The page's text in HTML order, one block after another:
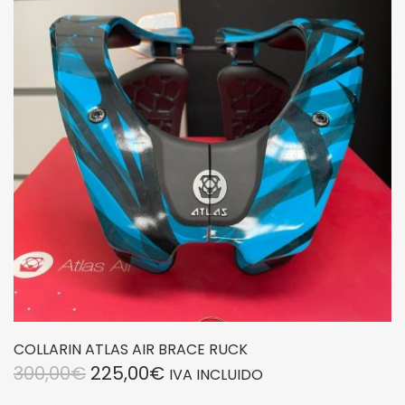
opciones
se
pueden
elegir
en
la
página
de
producto
COLLARIN ATLAS AIR BRACE RUCK
300,00€ EL
225,00€EL
IVA INCLUIDO